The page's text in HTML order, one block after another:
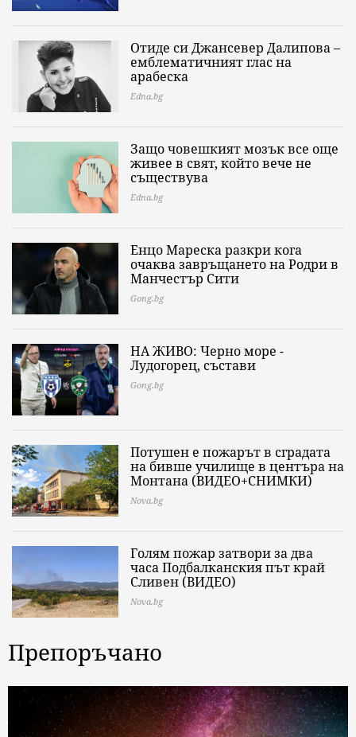
Отиде си Джансевер Далипова –
емблематичният глас на
арабеска
Edna.bg
Защо човешкият мозък все още
живее в свят, който вече не
съществува
Edna.bg
Енцо Мареска разкри кога
очаква завръщането на Родри в
Манчестър Сити
Gong.bg
НА ЖИВО: Черно море -
Лудогорец, състави
Gong.bg
Потушен е пожарът в сградата
на бивше училище в центъра на
Монтана (ВИДЕО+СНИМКИ)
Nova.bg
Голям пожар затвори за два
часа Подбалканския път край
Сливен (ВИДЕО)
Nova.bg
Препоръчано